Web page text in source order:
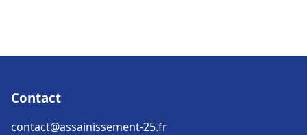
Contact
contact@assainissement-25.fr